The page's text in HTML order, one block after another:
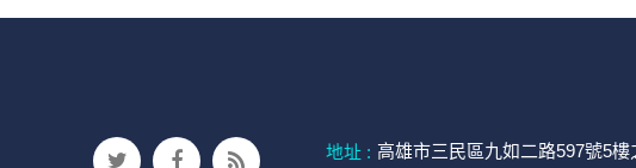
地址 : 高雄市三民區九如二路597號5樓